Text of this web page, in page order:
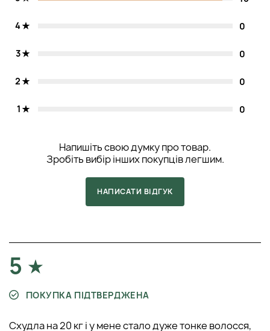
4 0
3 0
2 0
1 0
Напишіть свою думку про товар.
Зробіть вибір інших покупців легшим.
НАПИСАТИ ВІДГУК
5
ПОКУПКА ПІДТВЕРДЖЕНА
Схудла на 20 кг і у мене стало дуже тонке волосся,